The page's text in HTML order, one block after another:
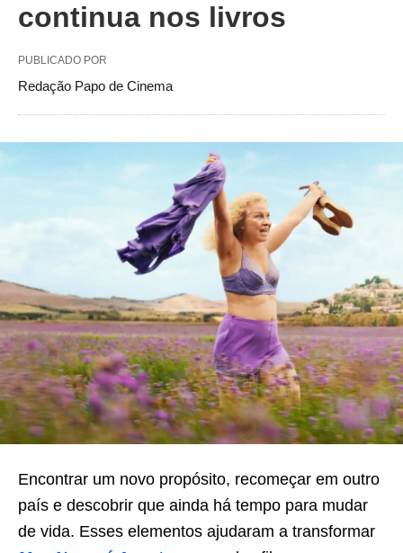
continua nos livros
PUBLICADO POR
Redação Papo de Cinema
Encontrar um novo propósito, recomeçar em outro
país e descobrir que ainda há tempo para mudar
de vida. Esses elementos ajudaram a transformar